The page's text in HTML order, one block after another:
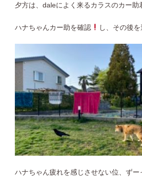
夕方は、daleによく来るカラスのカー助
ハナちゃんカー助を確認 し、その後
ハナちゃん疲れを感じさせない位、ず